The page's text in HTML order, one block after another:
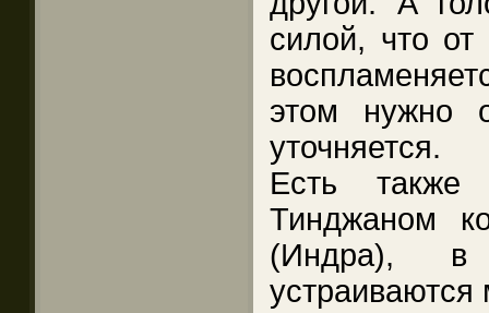
силой, что
этом нужно
уточняется.
Есть
Тинджаном
(Индра), в
устраиваются